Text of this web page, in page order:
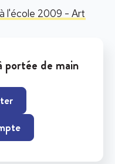
l'école 2009 - Art
portée de main